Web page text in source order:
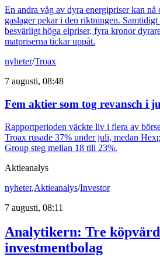
En andra våg av dyra energipriser kan nå
gaslager pekar i den riktningen. Samtidigt
besvärligt höga elpriser, fyra kronor
matpriserna tickar uppåt.
nyheter/Troax
7 augusti, 08:48
Fem aktier som tog revansch i
Rapportperioden väckte liv i flera av
Troax rusade 37% under juli, medan
Group steg mellan 18 till 23%.
Aktieanalys
nyheter,Aktieanalys/Investor
7 augusti, 08:11
Analytikern: Tre
investmentbolag